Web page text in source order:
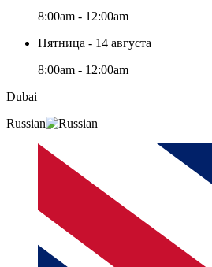
8:00am - 12:00am
Пятница - 14 августа
8:00am - 12:00am
Dubai
Russian